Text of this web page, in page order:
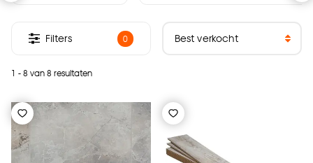
1 - 8 van 8 resultaten
Filters 0